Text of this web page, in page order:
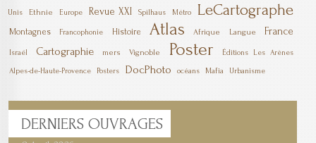
Unis Ethnie Europe Revue XXI Spilhaus Métro LeCartographe
Montagnes Francophonie Histoire Atlas Afrique Langue France
Israël Cartographie mers Vignoble Poster Éditions Les Arènes
Alpes-de-Haute-Provence Posters DocPhoto océans Mafia Urbanisme
DERNIERS OUVRAGES